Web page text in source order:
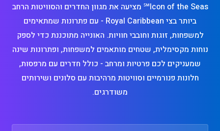
Icon of the Seas℠ מציעה את מגוון החדרים והסוויטות הרחב
ביותר בצי Royal Caribbean - עם פתרונות שמתאימים
למשפחות, זוגות וחובבי חוויות. האונייה מתוכננת כדי לספק
נוחות מקסימלית, שטחים מותאמים למשפחות, ופתרונות שינה
שמעניקים לכם פרטיות ומרחב - כולל חדרים עם מרפסות,
חלונות פנורמיים וסוויטות מרהיבות עם סלונים ושירותים
משודרגים.